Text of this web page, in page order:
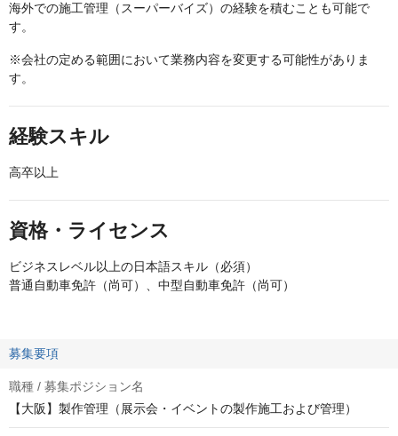
海外での施工管理（スーパーバイズ）の経験を積むことも可能で
す。
※会社の定める範囲において業務内容を変更する可能性がありま
す。
経験スキル
高卒以上
資格・ライセンス
ビジネスレベル以上の日本語スキル（必須）
普通自動車免許（尚可）、中型自動車免許（尚可）
募集要項
職種 / 募集ポジション名
【大阪】製作管理（展示会・イベントの製作施工および管理）